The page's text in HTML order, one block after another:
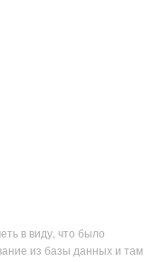
в виду, что было
из базы данных и там